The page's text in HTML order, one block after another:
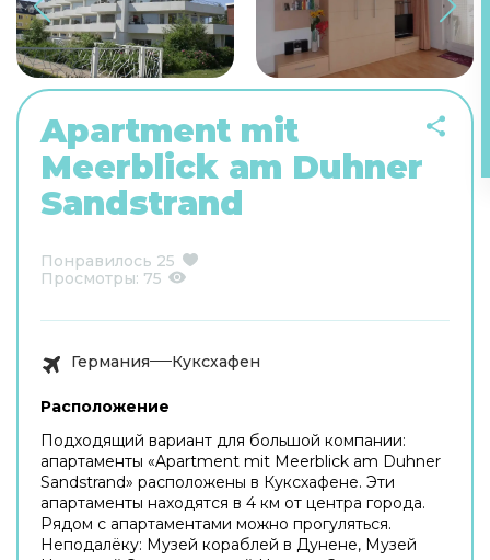
Apartment mit
Meerblick am Duhner
Sandstrand
Понравилось 25
Просмотры: 75
Германия Куксхафен
Расположение
Подходящий вариант для большой компании:
апартаменты «Apartment mit Meerblick am Duhner
Sandstrand» расположены в Куксхафене. Эти
апартаменты находятся в 4 км от центра города.
Рядом с апартаментами можно прогуляться.
Неподалёку: Музей кораблей в Дунене, Музей